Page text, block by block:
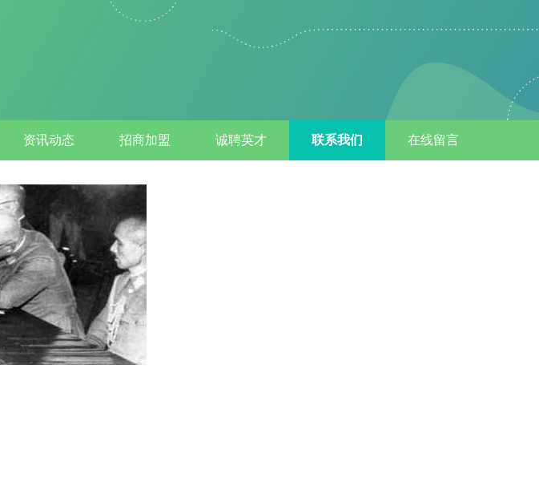
资讯动态 招商加盟 诚聘英才 联系我们 在线留言